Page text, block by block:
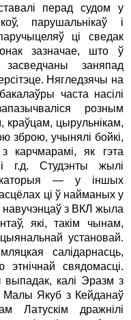
перад судом у
парушальнiкаў i
цi сведак
зазначае, што ў
заняпад
Нягледзячы на
часта насiлi
розным
краўцам, цырульнiкам,
зброю, учынялi бойкi,
карчмарамi, як гэта
г.д. Студэнты жылi
— у iншых
цi ў найманых у
навучэнцаў з ВКЛ жыла
якi, такiм чынам,
установай.
салiдарнасць,
этнiчнай свядомасцi.
выпадак, калi Эразм з
Якуб з Кейданаў
Латускiм дражнiлi